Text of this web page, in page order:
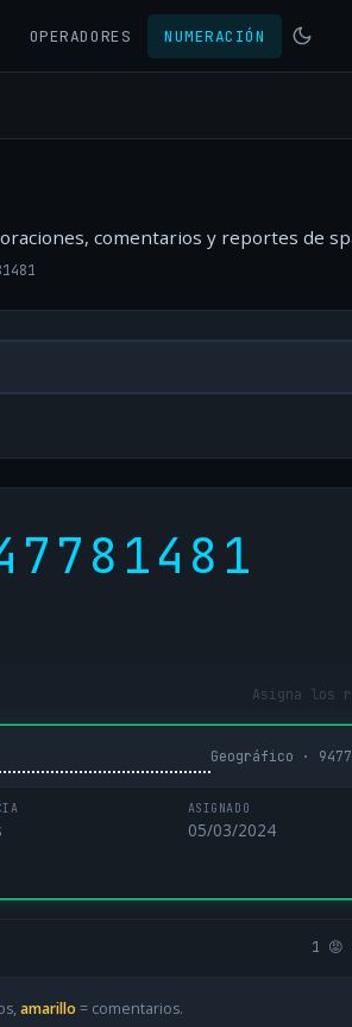
OPERADORES NUMERACIÓN
comentarios y reportes de
Asigna los
Geográfico ·
ASIGNADO
05/03/2024
1 😡
amarillo = comentarios.